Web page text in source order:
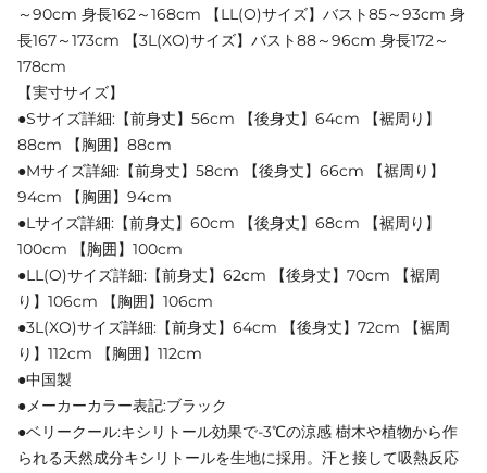
～90cm 身長162～168cm 【LL(O)サイズ】バスト85～93cm 身
長167～173cm 【3L(XO)サイズ】バスト88～96cm 身長172～
178cm
【実寸サイズ】
●Sサイズ詳細:【前身丈】56cm 【後身丈】64cm 【裾周り】
88cm 【胸囲】88cm
●Mサイズ詳細:【前身丈】58cm 【後身丈】66cm 【裾周り】
94cm 【胸囲】94cm
●Lサイズ詳細:【前身丈】60cm 【後身丈】68cm 【裾周り】
100cm 【胸囲】100cm
●LL(O)サイズ詳細:【前身丈】62cm 【後身丈】70cm 【裾周
り】106cm 【胸囲】106cm
●3L(XO)サイズ詳細:【前身丈】64cm 【後身丈】72cm 【裾周
り】112cm 【胸囲】112cm
●中国製
●メーカーカラー表記:ブラック
●ベリークール:キシリトール効果で-3℃の涼感 樹木や植物から作
られる天然成分キシリトールを生地に採用。汗と接して吸熱反応